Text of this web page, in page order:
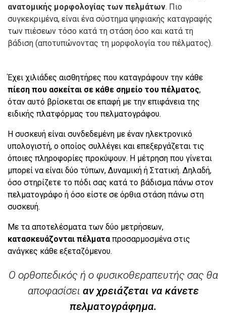
ανατομικής μορφολογίας των πελμάτων. Πιο
συγκεκριμένα, είναι ένα σύστημα ψηφιακής καταγραφής
των πιέσεων τόσο κατά τη στάση όσο και κατά τη
βάδιση (αποτυπώνοντας τη μορφολογία του πέλματος).
Έχει χιλιάδες αισθητήρες που καταγράφουν την κάθε
πίεση που ασκείται σε κάθε σημείο του πέλματος,
όταν αυτό βρίσκεται σε επαφή με την επιφάνεια της
ειδικής πλατφόρμας του πελματογράφου.
Η συσκευή είναι συνδεδεμένη με έναν ηλεκτρονικό
υπολογιστή, ο οποίος συλλέγει και επεξεργάζεται τις
όποιες πληροφορίες προκύψουν. H μέτρηση που γίνεται
μπορεί να είναι δύο τύπων, Δυναμική ή Στατική. Δηλαδή,
όσο στηρίζετε το πόδι σας κατά το βάδισμα πάνω στον
πελματογράφο ή όσο είστε σε όρθια στάση πάνω στη
συσκευή.
Με τα αποτελέσματα των δύο μετρήσεων,
κατασκευάζονται πέλματαπροσαρμοσμένα στις
ανάγκες κάθε εξεταζόμενου.
Ο ορθοπεδικός ή ο φυσικοθεραπευτής σας θα
αποφασίσει αν χρειάζεται να κάνετε
πελματογράφημα.